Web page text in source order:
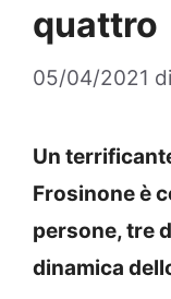
quattro
05/04/2021 di
Un
Frosinone è
persone, tre
dinamica